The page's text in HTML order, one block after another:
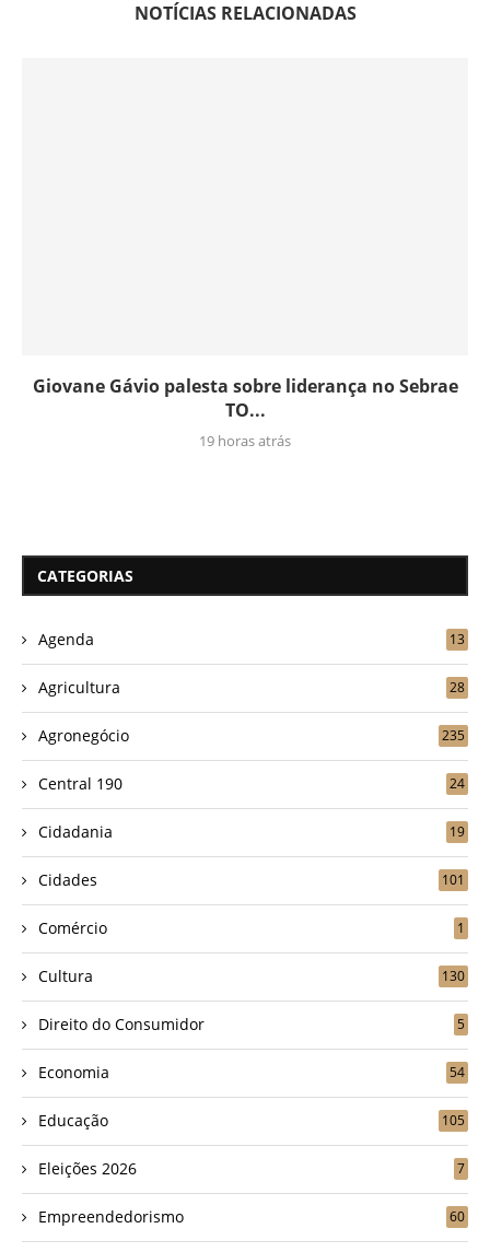
NOTÍCIAS RELACIONADAS
Giovane Gávio palesta sobre liderança no Sebrae
TO...
19 horas atrás
CATEGORIAS
Agenda 13
Agricultura 28
Agronegócio 235
Central 190 24
Cidadania 19
Cidades 101
Comércio 1
Cultura 130
Direito do Consumidor 5
Economia 54
Educação 105
Eleições 2026 7
Empreendedorismo 60